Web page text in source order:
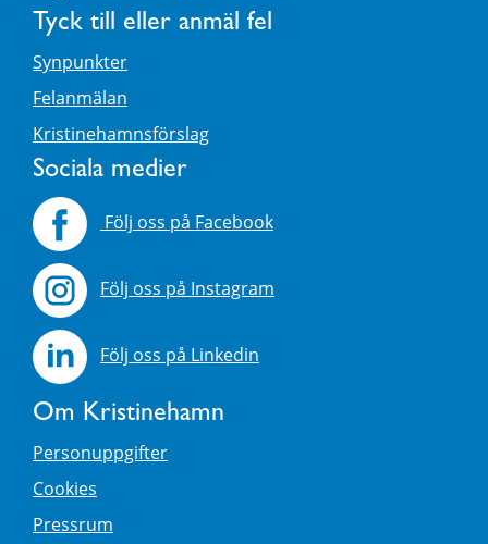
Tyck till eller anmäl fel
Synpunkter
Felanmälan
Kristinehamnsförslag
Sociala medier
Följ oss på Facebook
Följ oss på Instagram
Följ oss på Linkedin
Om Kristinehamn
Personuppgifter
Cookies
Pressrum